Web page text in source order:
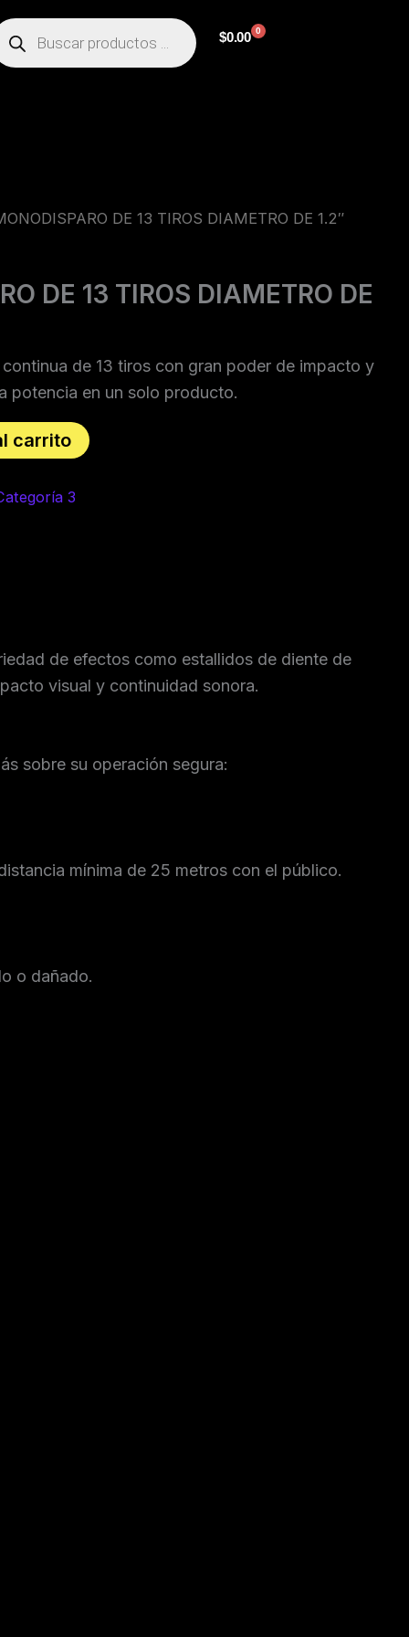
$0.00 0
Cart
DE 13 TIROS DIAMETRO DE 1.2″
DE 13 TIROS DIAMETRO DE
de 13 tiros con gran poder de impacto y
potencia en un solo producto.
carrito
3
de efectos como estallidos de diente de
visual y continuidad sonora.
sobre su operación segura:
mínima de 25 metros con el público.
o dañado.